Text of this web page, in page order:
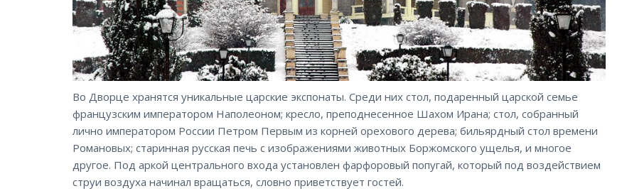
Во Дворце хранятся уникальные царские экспонаты. Среди них стол, подаренный царской семье
французским императором Наполеоном; кресло, преподнесенное Шахом Ирана; стол, собранный
лично императором России Петром Первым из корней орехового дерева; бильярдный стол времени
Романовых; старинная русская печь с изображениями животных Боржомского ущелья, и многое
другое. Под аркой центрального входа установлен фарфоровый попугай, который под воздействием
струи воздуха начинал вращаться, словно приветствует гостей.